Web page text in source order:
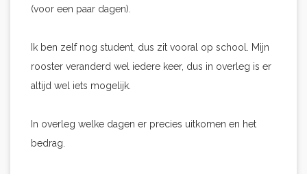
(voor een paar dagen).
Ik ben zelf nog student, dus zit vooral op school. Mijn
rooster veranderd wel iedere keer, dus in overleg is er
altijd wel iets mogelijk.
In overleg welke dagen er precies uitkomen en het
bedrag.